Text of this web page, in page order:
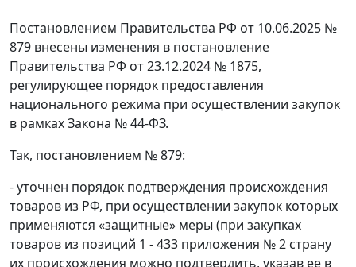
Постановлением Правительства РФ от 10.06.2025 №
879 внесены изменения в постановление
Правительства РФ от 23.12.2024 № 1875,
регулирующее порядок предоставления
национального режима при осуществлении закупок
в рамках Закона № 44‑ФЗ.
Так, постановлением № 879:
- уточнен порядок подтверждения происхождения
товаров из РФ, при осуществлении закупок которых
применяются «защитные» меры (при закупках
товаров из позиций 1 - 433 приложения № 2 страну
их происхождения можно подтвердить, указав ее в